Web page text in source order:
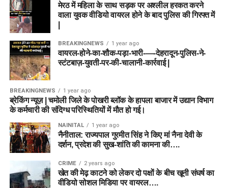
मेरठ में महिला के साथ सड़क पर अश्लील हरकत करने
वाला युवक वीडियो वायरल होने के बाद पुलिस की गिरफ्त में
BREAKINGNEWS 1 year ago
वायरल-होने-का-शौक-पड़ा-भारी-—-देहरादून-पुलिस-ने-
स्टंटबाज़-युवती-पर-की-चालानी-कार्रवाई |
BREAKINGNEWS 1 year ago
ब्रेकिंग न्यूज़ | चमोली जिले के पोखरी ब्लॉक के हापला बाजार में उद्यान विभाग
के कर्मचारी की संदिग्ध परिस्थितियों में मौत हो गई।
NAINITAL 1 year ago
नैनीताल: राज्यपाल गुरमीत सिंह ने किए मां नैना देवी के
दर्शन, प्रदेश की सुख-शांति की कामना की….
CRIME 2 years ago
खेत की मेढ़ काटने को लेकर दो पक्षों के बीच खूनी संघर्ष का
वीडियो सोशल मिडिया पर वायरल….